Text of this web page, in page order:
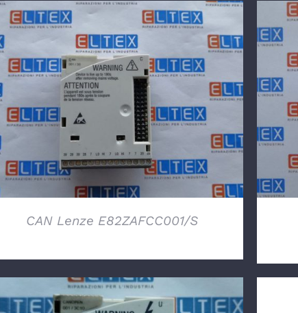
DETTAGLI
CAN Lenze E82ZAFCC001/S